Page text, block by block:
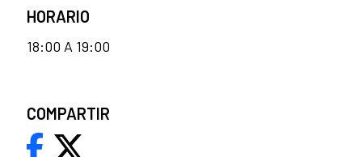
HORARIO
18:00 A 19:00
COMPARTIR